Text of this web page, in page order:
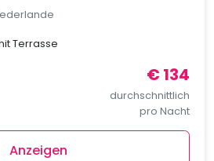
Terrasse
€ 134
durchschnittlich
pro Nacht
Anzeigen